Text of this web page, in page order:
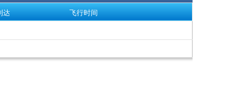
达 飞行时间